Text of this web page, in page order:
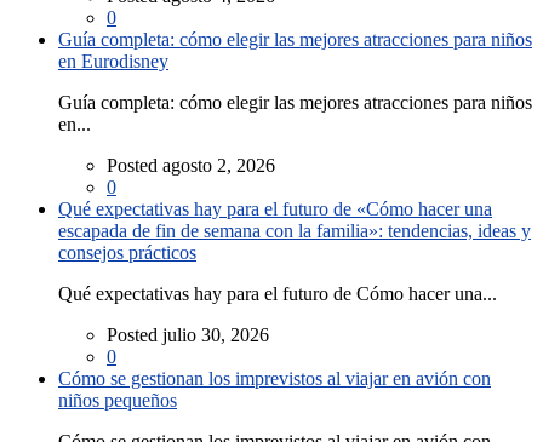
0
Guía completa: cómo elegir las mejores atracciones para niños
en Eurodisney
Guía completa: cómo elegir las mejores atracciones para niños
en...
Posted agosto 2, 2026
0
Qué expectativas hay para el futuro de «Cómo hacer una
escapada de fin de semana con la familia»: tendencias, ideas y
consejos prácticos
Qué expectativas hay para el futuro de Cómo hacer una...
Posted julio 30, 2026
0
Cómo se gestionan los imprevistos al viajar en avión con
niños pequeños